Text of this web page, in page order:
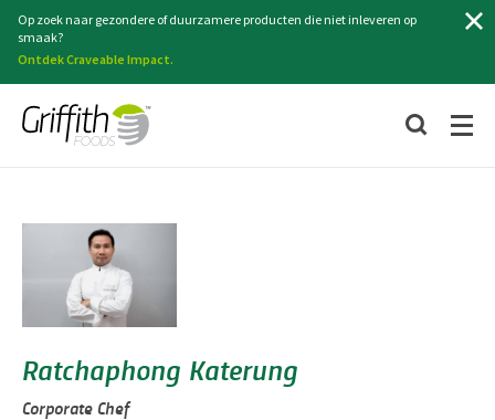
Op zoek naar gezondere of duurzamere producten die niet inleveren op
smaak?
Ontdek Craveable Impact.
Ratchaphong Katerung
Corporate Chef